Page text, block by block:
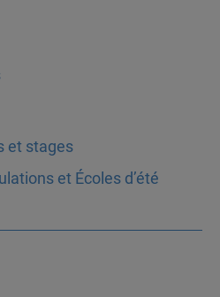
et stages
et Écoles d’été